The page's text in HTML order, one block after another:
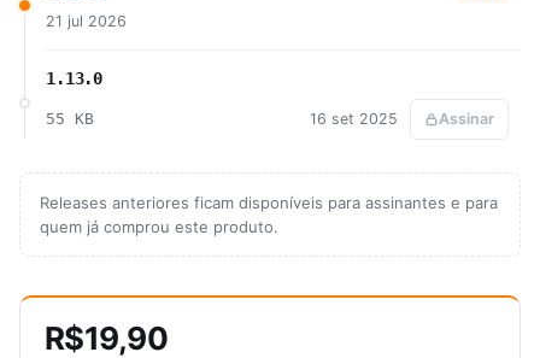
21 jul 2026
1.13.0
55 KB 16 set 2025 Assinar
Releases anteriores ficam disponíveis para assinantes e para
quem já comprou este produto.
R$19,90